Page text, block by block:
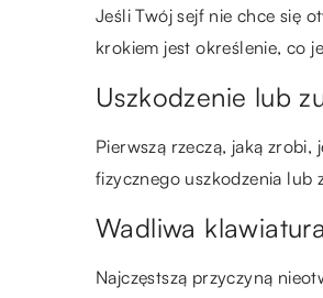
Jeśli Twój sejf nie chce się
krokiem jest określenie, co
Uszkodzenie lub
Pierwszą rzeczą, jaką zrobi,
fizycznego uszkodzenia lub
Wadliwa klawiatura
Najczęstszą przyczyną